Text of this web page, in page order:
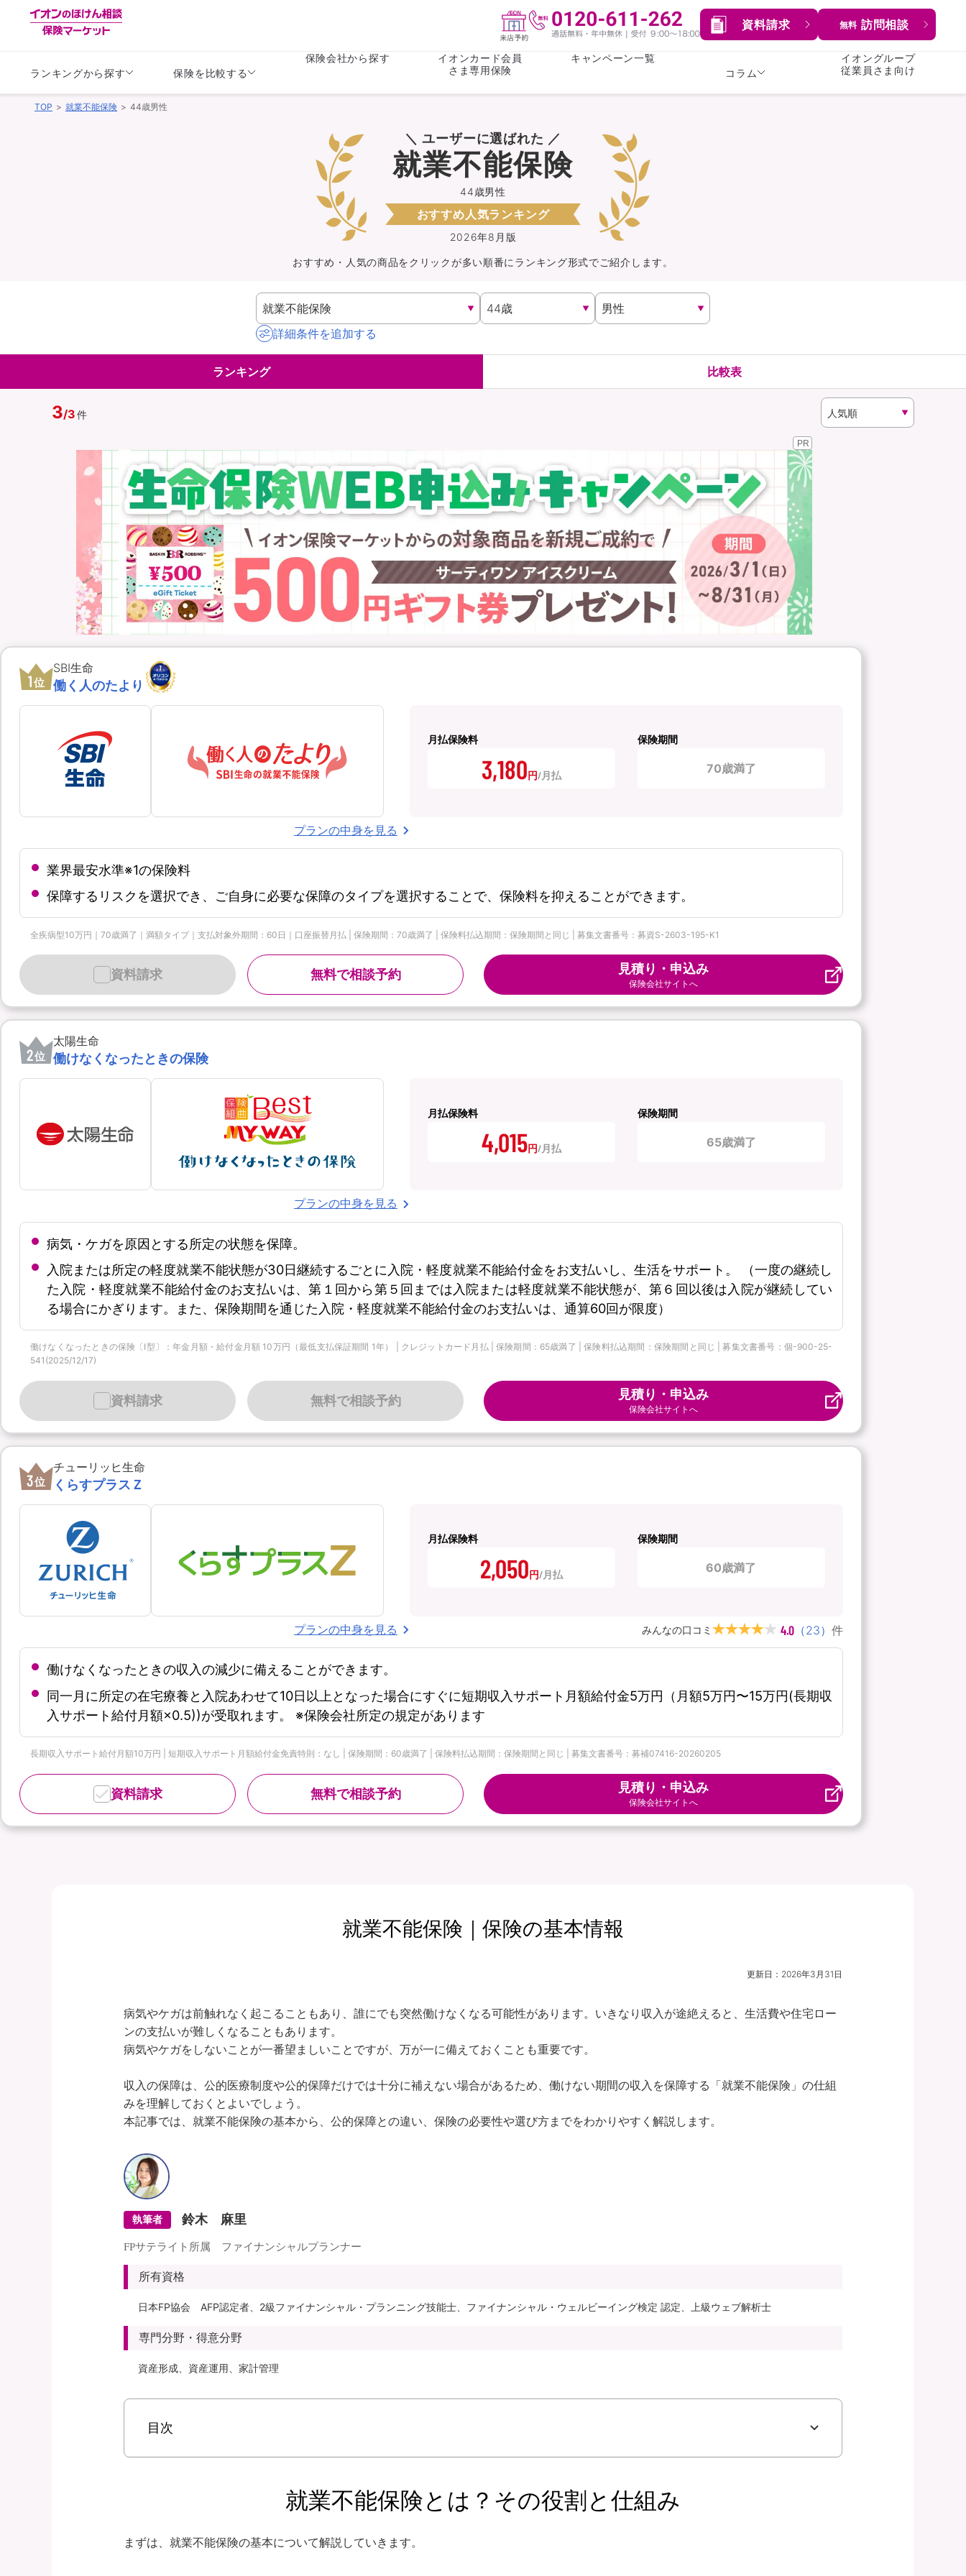
資料請求 無料 訪問相談
ランキングから探す
がん保険 女性医療保険
収入保障保険
持病がある方向け
持病がある方向け
がん保険
バイク保険 火災保険
ペット保険
スマホ保険
イオンカード会員さま
専用保険（損害保険）
WAON POINT還元型保険
保険を比較する
がん保険 女性医療保険
収入保障保険 介護・認知症保険
保険会社から探す
イオンカード会員
さま専用保険
キャンペーン一覧
コラム
ライフステージ 心配事
イオングループ
従業員さま向け
TOP 就業不能保険 44歳男性
＼ ユーザーに選ばれた ／
2026年8月版
44歳男性
就業不能保険
おすすめ人気ランキング
おすすめ・人気の商品をクリックが多い順番にランキング形式でご紹介します。
詳細条件を追加する
ランキング 比較表
3/3件
PR
1位
SBI生命
働く人のたより
月払保険料
3,180円
保険期間
70歳満了
プランの中身を見る
業界最安水準※1の保険料
保障するリスクを選択でき、ご自身に必要な保障のタイプを選択することで、保険料を抑えることができます。
全疾病型10万円｜70歳満了｜満額タイプ｜支払対象外期間：60日｜口座振替月払 | 保険期間：70歳満了 | 保険料払込期間：保険期間と同じ | 募集文書番号：募資S-2603-195-K1
無料で相談予約
資料請求 見積り・申込み
保険会社サイトへ
2位
太陽生命
働けなくなったときの保険
月払保険料
4,015円
保険期間
65歳満了
プランの中身を見る
病気・ケガを原因とする所定の状態を保障。
入院または所定の軽度就業不能状態が30日継続するごとに入院・軽度就業不能給付金をお支払いし、生活をサポート。 （一度の継続し
た入院・軽度就業不能給付金のお支払いは、第１回から第５回までは入院または軽度就業不能状態が、第６回以後は入院が継続してい
る場合にかぎります。また、保険期間を通じた入院・軽度就業不能給付金のお支払いは、通算60回が限度）
働けなくなったときの保険〔Ⅰ型〕：年金月額・給付金月額 10万円（最低支払保証期間 1年） | クレジットカード月払 | 保険期間：65歳満了 | 保険料払込期間：保険期間と同じ | 募集文書番号：個-900-25-
541(2025/12/17)
無料で相談予約
資料請求 見積り・申込み
保険会社サイトへ
3位
チューリッヒ生命
くらすプラスＺ
月払保険料
2,050円
保険期間
60歳満了
プランの中身を見る みんなの口コミ 4.0 （23） 件
働けなくなったときの収入の減少に備えることができます。
同一月に所定の在宅療養と入院あわせて10日以上となった場合にすぐに短期収入サポート月額給付金5万円（月額5万円〜15万円(長期収
入サポート給付月額×0.5))が受取れます。 ※保険会社所定の規定があります
長期収入サポート給付月額10万円 | 短期収入サポート月額給付金免責特則：なし | 保険期間：60歳満了 | 保険料払込期間：保険期間と同じ | 募集文書番号：募補07416-20260205
無料で相談予約
資料請求 見積り・申込み
保険会社サイトへ
就業不能保険｜保険の基本情報
更新日： 2026年3月31日
病気やケガは前触れなく起こることもあり、誰にでも突然働けなくなる可能性があります。いきなり収入が途絶えると、生活費や住宅ロー
ンの支払いが難しくなることもあります。
病気やケガをしないことが一番望ましいことですが、万が一に備えておくことも重要です。
収入の保障は、公的医療制度や公的保障だけでは十分に補えない場合があるため、働けない期間の収入を保障する「就業不能保険」の仕組
みを理解しておくとよいでしょう。
執筆者 鈴木 麻里
FPサテライト所属 ファイナンシャルプランナー
所有資格
日本FP協会 AFP認定者、2級ファイナンシャル・プランニング技能士、ファイナンシャル・ウェルビーイング検定 認定、上級ウェブ解析士
専門分野・得意分野
資産形成、資産運用、家計管理
目次
就業不能保険とは？その役割と仕組み
まずは、就業不能保険の基本について解説していきます。